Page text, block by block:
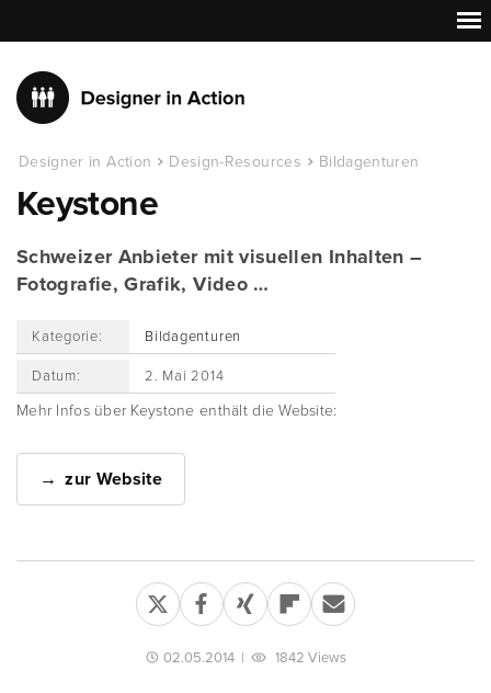
Designer in Action Design-Resources Bildagenturen
Keystone
Schweizer Anbieter mit visuellen Inhalten –
Fotografie, Grafik, Video …
Kategorie: Bildagenturen
Datum: 2. Mai 2014
Mehr Infos über Keystone enthält die Website:
zur Website
02.05.2014 | 1842 Views